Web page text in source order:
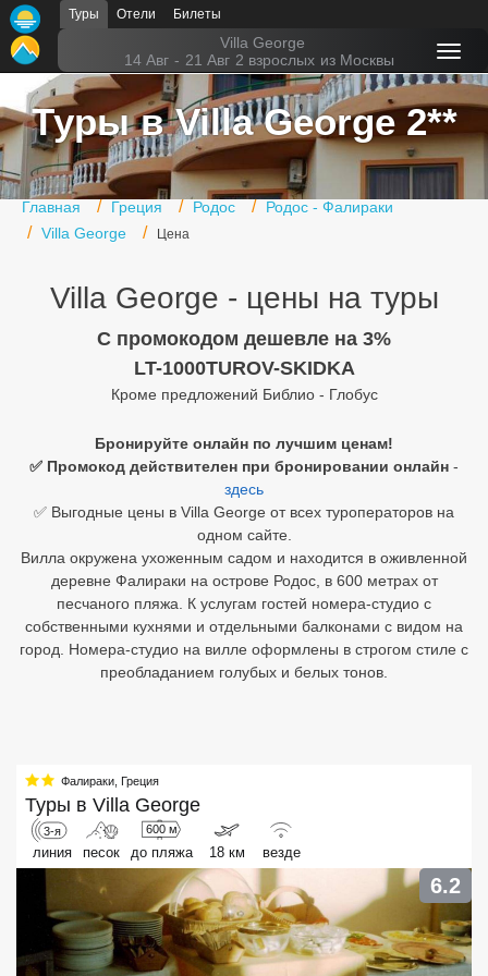
Туры Отели Билеты
Villa George
14 Авг - 21 Авг 2 взрослых из Москвы
Туры в Villa George 2**
Главная Греция Родос
Родос - Фалираки
Villa George
Цена
Villa George - цены на туры
C промокодом дешевле на 3%
LT-1000TUROV-SKIDKA
Кроме предложений Библио - Глобус
Бронируйте онлайн по лучшим ценам!
✅ Промокод действителен при бронировании онлайн -
здесь
✅ Выгодные цены в Villa George от всех туроператоров на
одном сайте.
Вилла окружена ухоженным садом и находится в оживленной
деревне Фалираки на острове Родос, в 600 метрах от
песчаного пляжа. К услугам гостей номера-студио с
собственными кухнями и отдельными балконами с видом на
город. Номера-студио на вилле оформлены в строгом стиле с
преобладанием голубых и белых тонов.
Фалираки Греция
Туры в Villa George
3-я
линия песок
600 м
до пляжа 18 км везде
6.2
Главная
Горящие туры
Туры в Турцию
Туры в Египет
Помощь
Подборки отелей
Бали
Северный Гоа
Южный Гоа
Занзибар
Абхазия
Большой Сочи